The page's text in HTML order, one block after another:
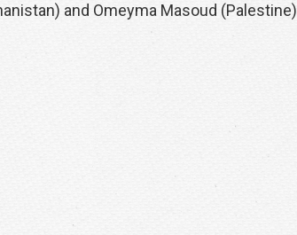
and Omeyma Masoud (Palestine)